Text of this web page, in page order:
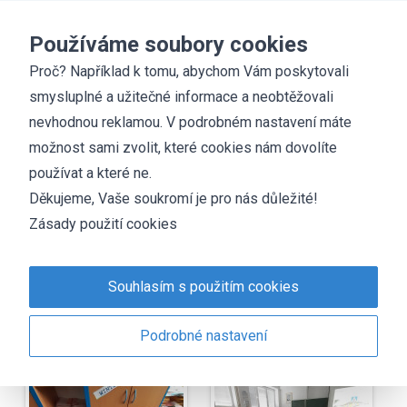
Základní škola
Fotogalerie
Družina BESIP
Používáme soubory cookies
Proč? Například k tomu, abychom Vám poskytovali
smysluplné a užitečné informace a neobtěžovali
nevhodnou reklamou. V podrobném nastavení máte
možnost sami zvolit, které cookies nám dovolíte
používat a které ne.
Děkujeme, Vaše soukromí je pro nás důležité!
Zásady použití cookies
Souhlasím s použitím cookies
Podrobné nastavení